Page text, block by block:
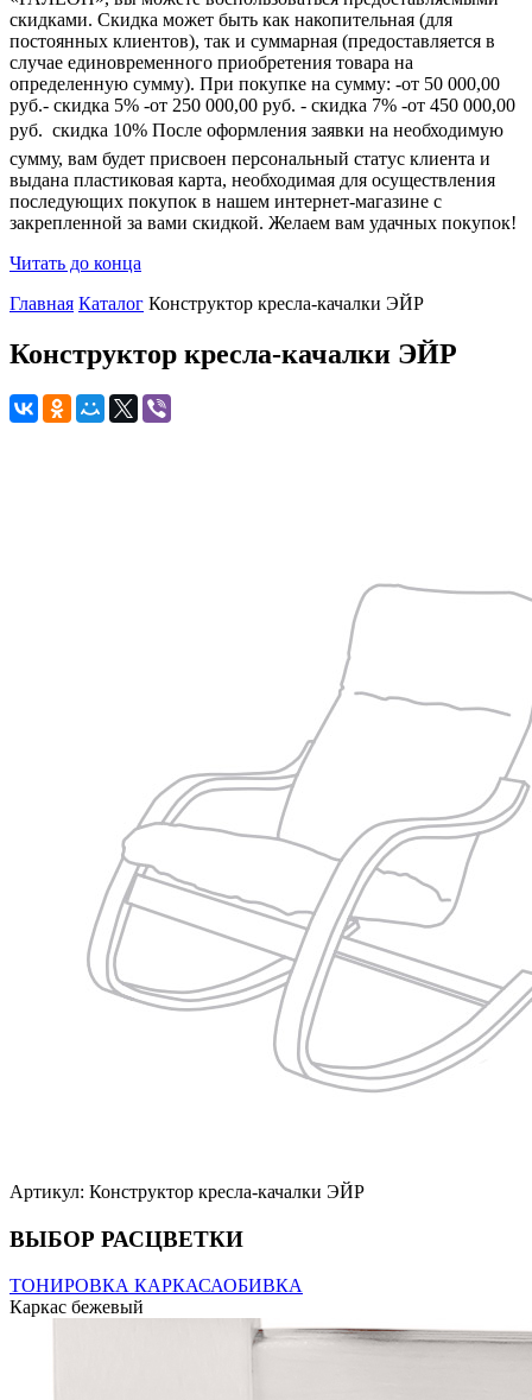
скидками. Скидка может быть как накопительная (для
постоянных клиентов), так и суммарная (предоставляется в
случае единовременного приобретения товара на
определенную сумму). При покупке на сумму: -от 50 000,00
руб.- скидка 5% -от 250 000,00 руб. - скидка 7% -от 450 000,00
руб.  скидка 10% После оформления заявки на необходимую
сумму, вам будет присвоен персональный статус клиента и
выдана пластиковая карта, необходимая для осуществления
последующих покупок в нашем интернет-магазине с
закрепленной за вами скидкой. Желаем вам удачных покупок!
Читать до конца
Главная Каталог Конструктор кресла-качалки ЭЙР
Конструктор кресла-качалки ЭЙР
Артикул: Конструктор кресла-качалки ЭЙР
ВЫБОР РАСЦВЕТКИ
ТОНИРОВКА КАРКАСАОБИВКА
Каркас бежевый